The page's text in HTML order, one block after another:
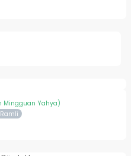
Mingguan Yahya)